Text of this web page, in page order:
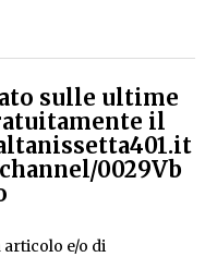
sulle ultime
il
0029Vb
articolo e/o di